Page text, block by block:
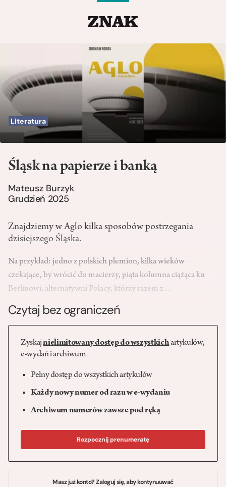
Literatura
Śląsk na papierze i banką
Mateusz Burzyk
Grudzień 2025
Znajdziemy w Aglo kilka sposobów postrzegania
dzisiejszego Śląska.
Na przykład: jedno z polskich plemion, kilka wieków
czekające, by wrócić do macierzy, piąta kolumna ciążąca ku
Berlinowi, alternatywni Polacy, którzy razem z…
Czytaj bez ograniczeń
Zyskajnielimitowany dostęp do wszystkichartykułów,
e-wydań i archiwum
Pełny dostęp do wszystkich artykułów
Każdy nowy numer od razu w e-wydaniu
Archiwum numerów zawsze pod ręką
Rozpocznij prenumeratę
Masz już konto? Zaloguj się, aby kontynuuwać